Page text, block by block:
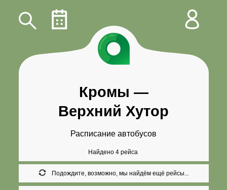
Кромы —
Верхний Хутор
Расписание автобусов
Найдено 4 рейса
Подождите, возможно, мы найдём ещё рейсы...